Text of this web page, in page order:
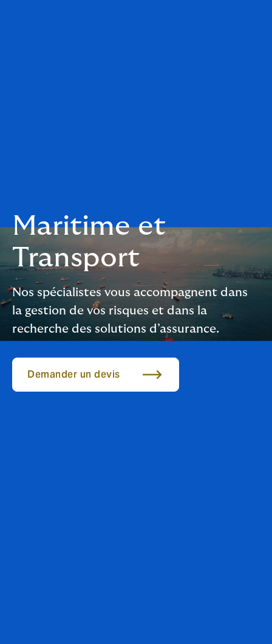
Maritime et
Transport
Nos spécialistes vous accompagnent dans
la gestion de vos risques et dans la
recherche des solutions d’assurance.
Demander un devis